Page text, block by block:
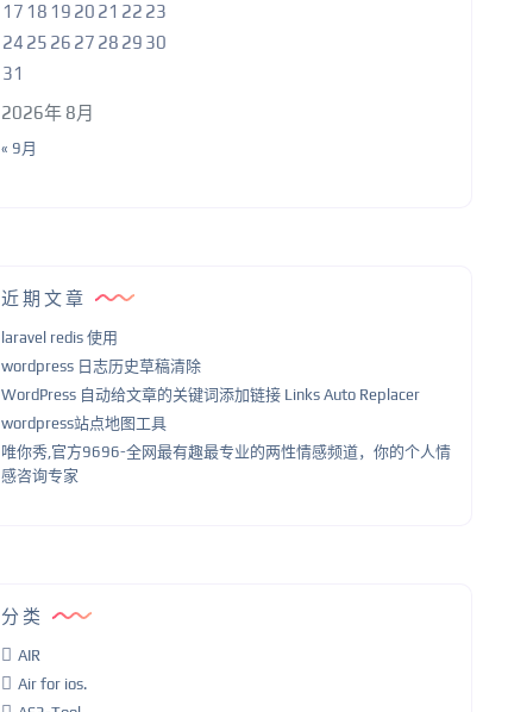
2026年 8月
17 18 19 20 21 22 23
24 25 26 27 28 29 30
31
« 9月
近期文章
laravel redis 使用
wordpress 日志历史草稿清除
WordPress 自动给文章的关键词添加链接 Links Auto Replacer
wordpress站点地图工具
唯你秀,官方9696-全网最有趣最专业的两性情感频道，你的个人情
感咨询专家
分类
AIR
Air for ios.